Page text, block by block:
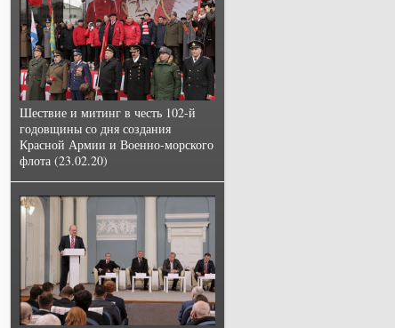
Шествие и митинг в честь 102-й
годовщины со дня создания
Красной Армии и Военно-морского
флота (23.02.20)